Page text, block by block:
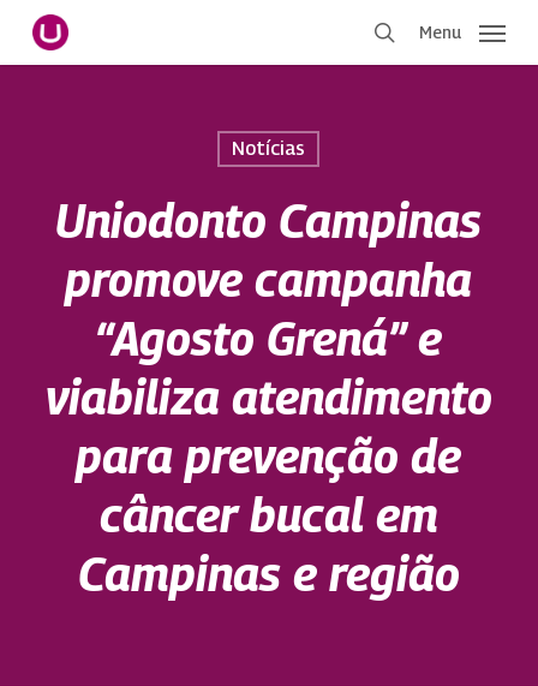
Pular
para
Menu
Notícias
Uniodonto Campinas
promove campanha
“Agosto Grená” e
viabiliza atendimento
para prevenção de
câncer bucal em
Campinas e região